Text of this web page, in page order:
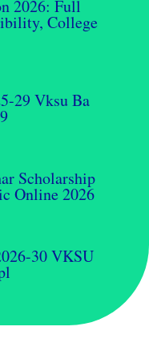
2026: Full
College
29 Vksu Ba
Scholarship
Online 2026
30 VKSU